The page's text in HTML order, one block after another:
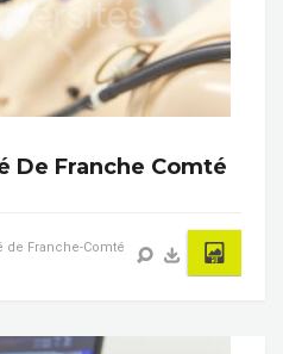
De Franche Comté
de Franche-Comté